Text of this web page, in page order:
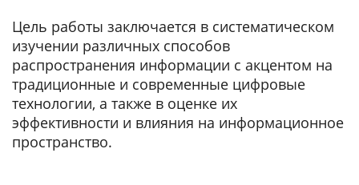
Цель работы заключается в систематическом
изучении различных способов
распространения информации с акцентом на
традиционные и современные цифровые
технологии, а также в оценке их
эффективности и влияния на информационное
пространство.